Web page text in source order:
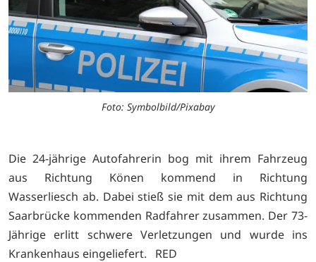
Foto: Symbolbild/Pixabay
Die 24-jährige Autofahrerin bog mit ihrem Fahrzeug
aus Richtung Könen kommend in Richtung
Wasserliesch ab. Dabei stieß sie mit dem aus Richtung
Saarbrücke kommenden Radfahrer zusammen. Der 73-
Jährige erlitt schwere Verletzungen und wurde ins
Krankenhaus eingeliefert. RED